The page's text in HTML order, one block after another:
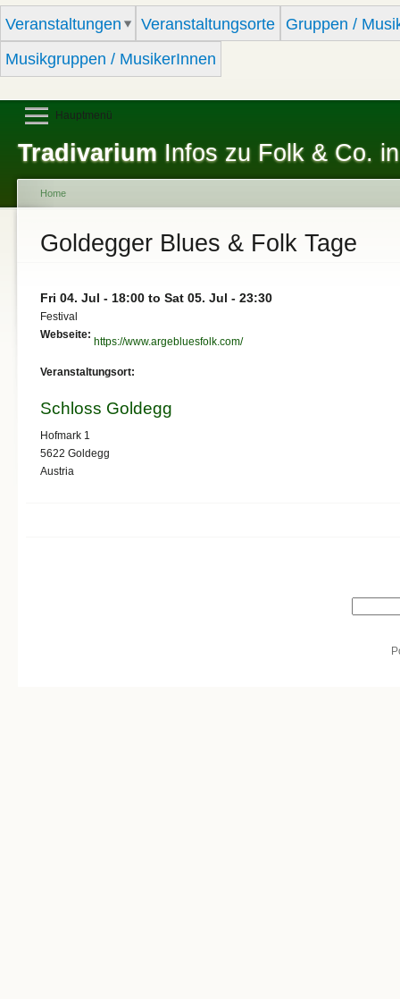
Veranstaltungen Veranstaltungsorte
Gruppen /
Musikgruppen / MusikerInnen
Tradivarium Infos zu Folk & Co.
Hauptmenü
You are here
Home
Goldegger Blues & Folk Tage
Fri 04. Jul - 18:00 to Sat 05. Jul - 23:30
Festival
Webseite:
https://www.argebluesfolk.com/
Veranstaltungsort:
Schloss Goldegg
Hofmark 1
5622 Goldegg
Austria